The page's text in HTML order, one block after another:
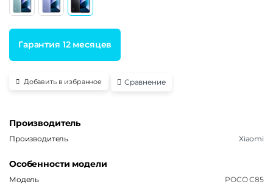
Гарантия 12 месяцев
Добавить в избранное Сравнение
Производитель
Производитель Xiaomi
Особенности модели
Модель
POCO C85